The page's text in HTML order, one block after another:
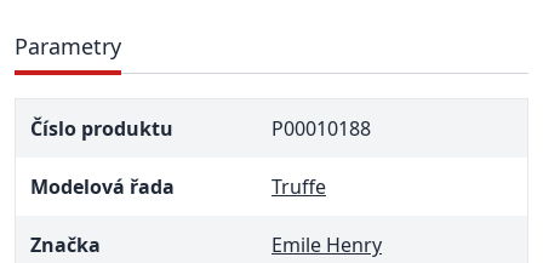
Parametry
Číslo produktu P00010188
Modelová řada Truffe
Značka Emile Henry